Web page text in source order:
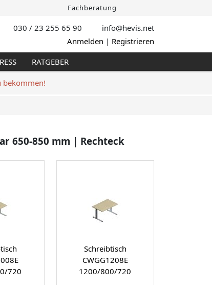
Fachberatung
030 / 23 255 65 90 info@hevis.net
Anmelden | Registrieren
RATGEBER
bekommen!
650-850 mm | Rechteck
720
Schreibtisch
CWGG1208E
1200/800/720